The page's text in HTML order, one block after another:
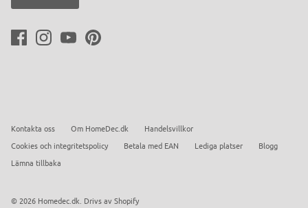
Kontakta oss Om HomeDec.dk
Handelsvillkor
Cookies och integritetspolicy
Betala med EAN Lediga platser
Blogg
Lämna tillbaka
© 2026 Homedec.dk Drivs av Shopify